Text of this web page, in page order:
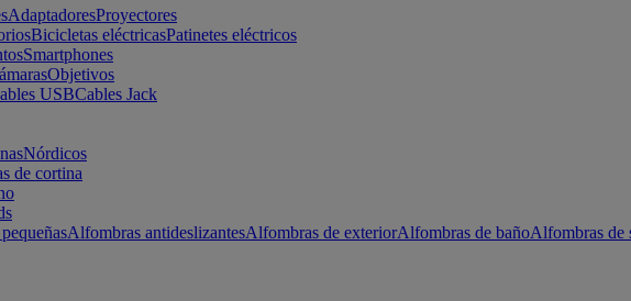
AdaptadoresProyectores
Bicicletas eléctricasPatinetes eléctricos
Smartphones
Objetivos
USBCables Jack
Nórdicos
de cortina
Alfombras antideslizantesAlfombras de exteriorAlfombras de bañoAlfombras de